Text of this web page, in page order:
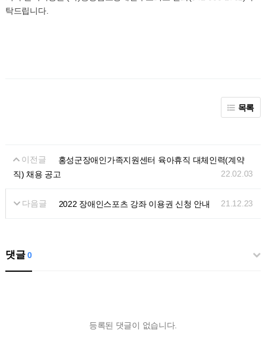
탁드립니다.
목록
이전글
홍성군장애인가족지원센터 육아휴직 대체인력(계약
직) 채용 공고
22.02.03
다음글 2022 장애인스포츠 강좌 이용권 신청 안내 21.12.23
댓글0
등록된 댓글이 없습니다.